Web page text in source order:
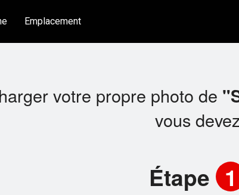
Emplacement
votre propre photo de
vous
Étape 1